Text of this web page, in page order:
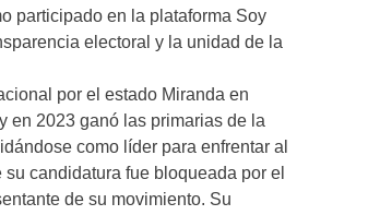
participado en la plataforma Soy
electoral y la unidad de la
por el estado Miranda en
en 2023 ganó las primarias de la
como líder para enfrentar al
candidatura fue bloqueada por el
de su movimiento. Su